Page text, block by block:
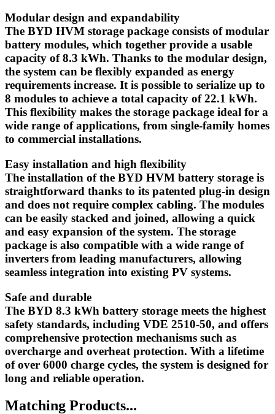
Modular design and expandability
The BYD HVM storage package consists of modular
battery modules, which together provide a usable
capacity of 8.3 kWh. Thanks to the modular design,
the system can be flexibly expanded as energy
requirements increase. It is possible to serialize up to
8 modules to achieve a total capacity of 22.1 kWh.
This flexibility makes the storage package ideal for a
wide range of applications, from single-family homes
to commercial installations.
Easy installation and high flexibility
The installation of the BYD HVM battery storage is
straightforward thanks to its patented plug-in design
and does not require complex cabling. The modules
can be easily stacked and joined, allowing a quick
and easy expansion of the system. The storage
package is also compatible with a wide range of
inverters from leading manufacturers, allowing
seamless integration into existing PV systems.
Safe and durable
The BYD 8.3 kWh battery storage meets the highest
safety standards, including VDE 2510-50, and offers
comprehensive protection mechanisms such as
overcharge and overheat protection. With a lifetime
of over 6000 charge cycles, the system is designed for
long and reliable operation.
Matching Products...